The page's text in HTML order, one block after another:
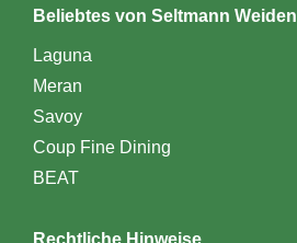
Beliebtes von Seltmann Weiden
Laguna
Meran
Savoy
Coup Fine Dining
BEAT
Rechtliche Hinweise